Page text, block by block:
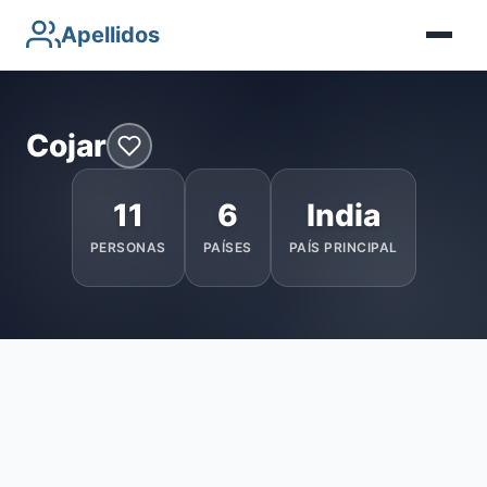
Apellidos
Cojar
11
PERSONAS
6
PAÍSES
India
PAÍS PRINCIPAL